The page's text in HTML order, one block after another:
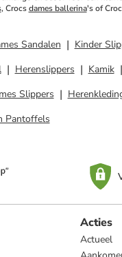
, Crocs dames ballerina's of
Sandalen Kinder
Herenslippers Kamik
Slippers
Pantoffels
Acties
Actueel